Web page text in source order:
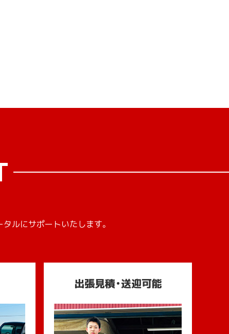
ルにサポートいたします。
出張見積・送迎可能